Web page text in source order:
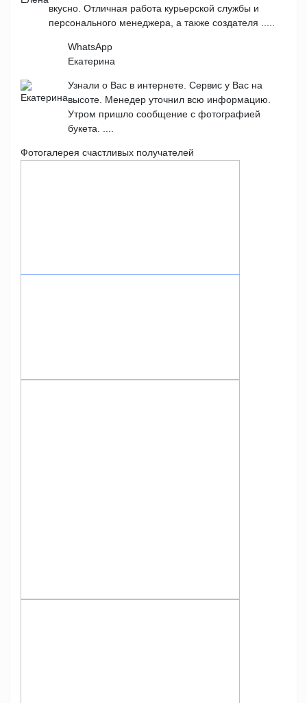
вкусно. Отличная работа курьерской службы и
персонального менеджера, а также создателя .....
WhatsApp
Екатерина
Узнали о Вас в интернете. Сервис у Вас на
высоте. Менедер уточнил всю информацию.
Утром пришло сообщение с фотографией
букета. ....
Фотогалерея счастливых получателей